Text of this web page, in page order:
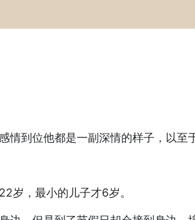
到位他都是一副深情的样子，以至
岁，最小的儿子才6岁。